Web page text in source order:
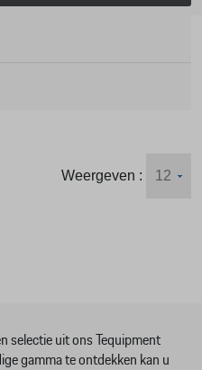
Weergeven :
selectie uit ons Tequipment
gamma te ontdekken kan u